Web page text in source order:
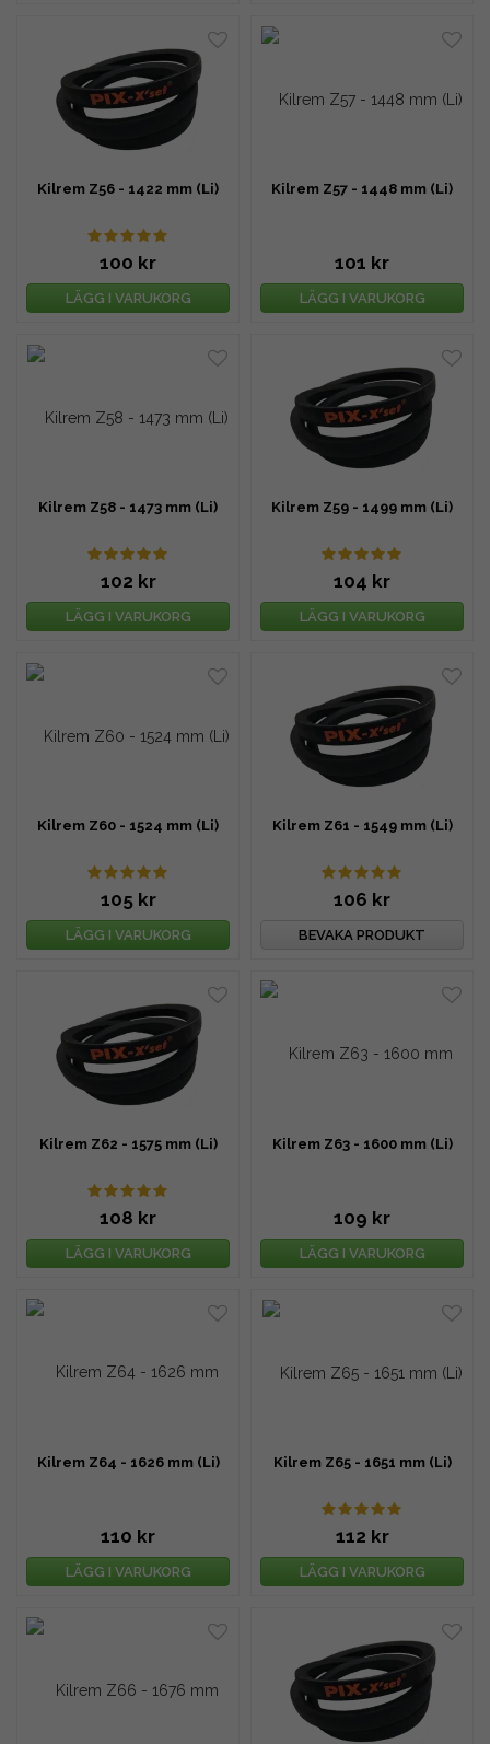
Kilrem Z56 - 1422 mm (Li)
100 kr
LÄGG I VARUKORG
Kilrem Z57 - 1448 mm (Li)
101 kr
LÄGG I VARUKORG
Kilrem Z58 - 1473 mm (Li)
102 kr
LÄGG I VARUKORG
Kilrem Z59 - 1499 mm (Li)
104 kr
LÄGG I VARUKORG
Kilrem Z60 - 1524 mm (Li)
105 kr
LÄGG I VARUKORG
Kilrem Z61 - 1549 mm (Li)
106 kr
BEVAKA PRODUKT
Kilrem Z62 - 1575 mm (Li)
108 kr
LÄGG I VARUKORG
Kilrem Z63 - 1600 mm (Li)
109 kr
LÄGG I VARUKORG
Kilrem Z64 - 1626 mm (Li)
110 kr
LÄGG I VARUKORG
Kilrem Z65 - 1651 mm (Li)
112 kr
LÄGG I VARUKORG